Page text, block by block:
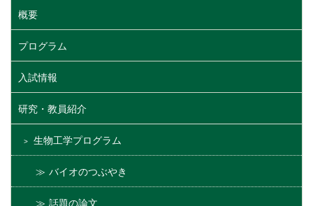
概要
プログラム
入試情報
研究・教員紹介
生物工学プログラム
バイオのつぶやき
話題の論文